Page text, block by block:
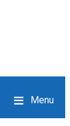
≡ Menu